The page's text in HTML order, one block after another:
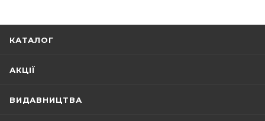
КАТАЛОГ
АКЦІЇ
ВИДАВНИЦТВА